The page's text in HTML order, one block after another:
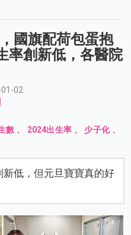
國旗配荷包蛋抱
率創新低，各醫院
02
數 、 2024出生率 、 少子化、
低，但元旦寶寶真的好